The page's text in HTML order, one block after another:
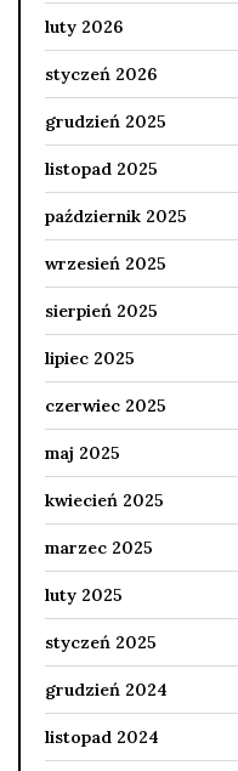
luty 2026
styczeń 2026
grudzień 2025
listopad 2025
październik 2025
wrzesień 2025
sierpień 2025
lipiec 2025
czerwiec 2025
maj 2025
kwiecień 2025
marzec 2025
luty 2025
styczeń 2025
grudzień 2024
listopad 2024